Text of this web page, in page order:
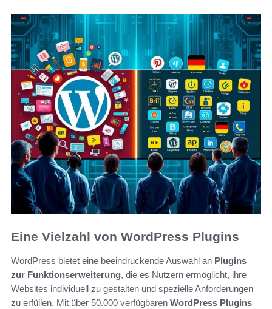
Eine Vielzahl von WordPress Plugins
WordPress bietet eine beeindruckende Auswahl an Plugins
zur Funktionserweiterung, die es Nutzern ermöglicht, ihre
Websites individuell zu gestalten und spezielle Anforderungen
zu erfüllen. Mit über 50.000 verfügbaren WordPress Plugins